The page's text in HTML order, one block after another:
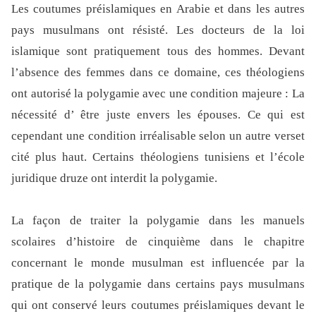
Les coutumes préislamiques en Arabie et dans les autres
pays musulmans ont résisté. Les docteurs de la loi
islamique sont pratiquement tous des hommes. Devant
l’absence des femmes dans ce domaine, ces théologiens
ont autorisé la polygamie avec une condition majeure : La
nécessité d’ être juste envers les épouses. Ce qui est
cependant une condition irréalisable selon un autre verset
cité plus haut. Certains théologiens tunisiens et l’école
juridique druze ont interdit la polygamie.
La façon de traiter la polygamie dans les manuels
scolaires d’histoire de cinquième dans le chapitre
concernant le monde musulman est influencée par la
pratique de la polygamie dans certains pays musulmans
qui ont conservé leurs coutumes préislamiques devant le